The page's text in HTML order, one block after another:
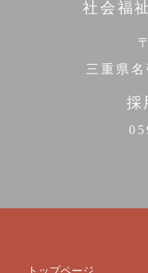
社会福
三重県
採